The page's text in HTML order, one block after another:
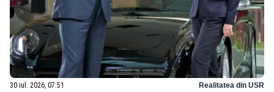
30 iul. 2026, 07:51 Realitatea din USR